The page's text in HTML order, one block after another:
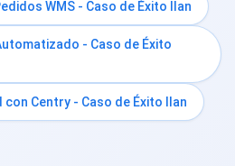
WMS - Caso de Éxito Ilan
- Caso de Éxito
Centry - Caso de Éxito Ilan